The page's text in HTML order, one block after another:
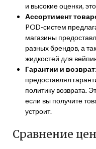
и высокие оценки,
Ассортимент
POD-систем
магазины
разных брендов, а
жидкостей для
Гарантии и возврат
предоставлял
политику возврата.
если вы получите
устроит.
Сравнение